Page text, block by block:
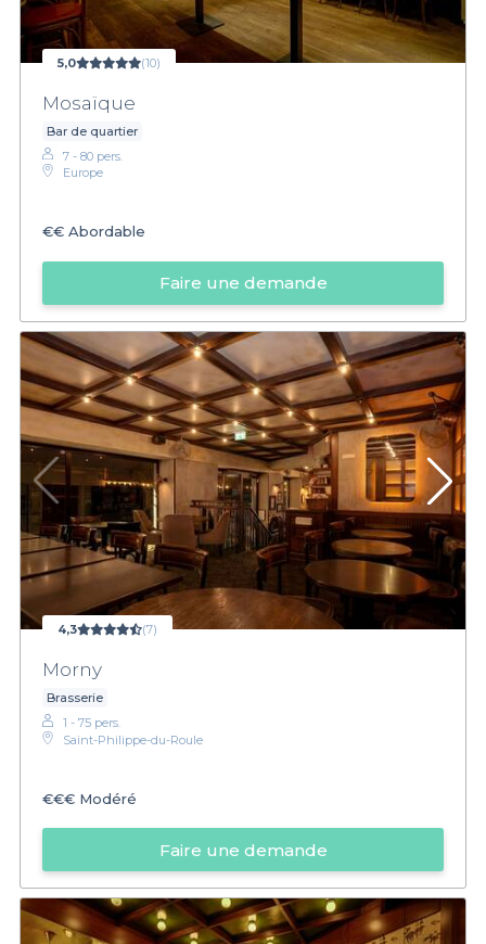
5,0 (10)
Mosaïque
Bar de quartier
7 - 80 pers.
Europe
€€ Abordable
Faire une demande
4,3 (7)
Morny
Brasserie
1 - 75 pers.
Saint-Philippe-du-Roule
€€€ Modéré
Faire une demande